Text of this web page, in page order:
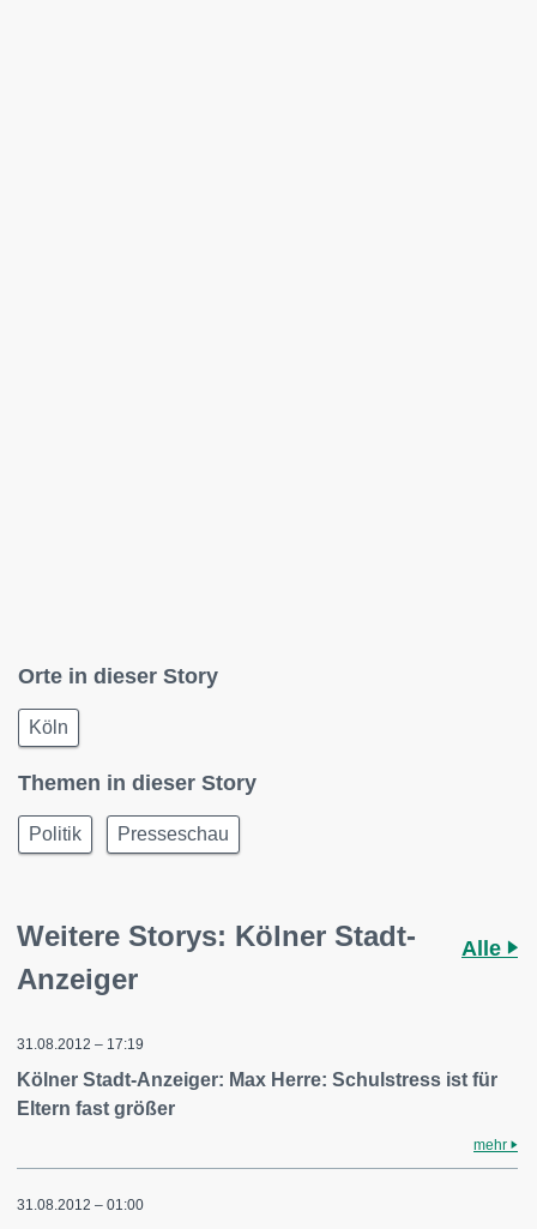
Orte in dieser Story
Köln
Themen in dieser Story
Politik Presseschau
Weitere Storys: Kölner Stadt-
Anzeiger
Alle
31.08.2012 – 17:19
Kölner Stadt-Anzeiger: Max Herre: Schulstress ist für
Eltern fast größer
mehr
31.08.2012 – 01:00